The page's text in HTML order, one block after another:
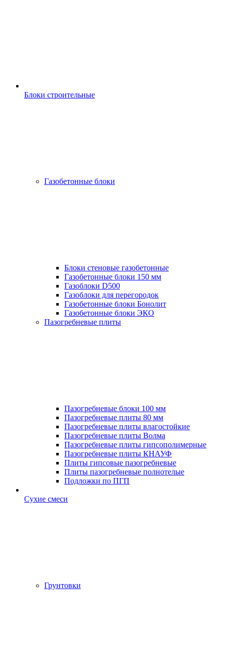
Блоки строительные
Газобетонные блоки
Блоки стеновые газобетонные
Газобетонные блоки 150 мм
Газоблоки D500
Газоблоки для перегородок
Газобетонные блоки Бонолит
Газобетонные блоки ЭКО
Пазогребневые плиты
Пазогребневые блоки 100 мм
Пазогребневые плиты 80 мм
Пазогребневые плиты влагостойкие
Пазогребневые плиты Волма
Пазогребневые плиты гипсополимерные
Пазогребневые плиты КНАУФ
Плиты гипсовые пазогребневые
Плиты пазогребневые полнотелые
Подложки по ПГП
Сухие смеси
Грунтовки